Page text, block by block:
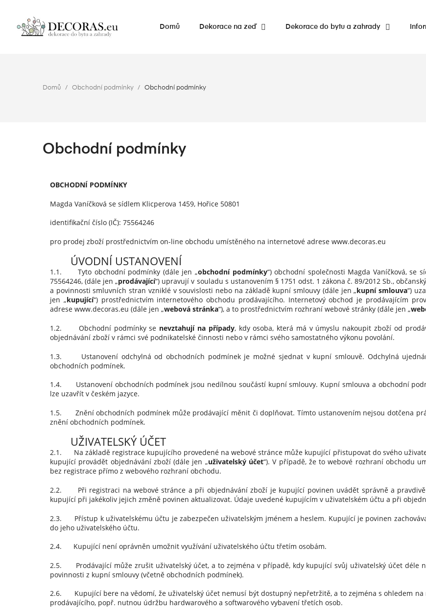
Domů Dekorace na zeď Dekorace do bytu a zahrady
Domů Obchodní podmínky Obchodní podmínky
Obchodní podmínky
OBCHODNÍ PODMÍNKY
Magda Vaníčková se sídlem Klicperova 1459, Hořice 50801
identifikační číslo (IČ): 75564246
pro prodej zboží prostřednictvím on-line obchodu umístěného na internetové adrese www.decoras.eu
ÚVODNÍ USTANOVENÍ
1.1. Tyto obchodní podmínky (dále jen „obchodní podmínky“) obchodní společnosti Magda Vaníčková, se
75564246, (dále jen „prodávající“) upravují v souladu s ustanovením § 1751 odst. 1 zákona č. 89/2012 Sb.,
a povinnosti smluvních stran vzniklé v souvislosti nebo na základě kupní smlouvy (dále jen „kupní smlouva“)
jen „kupující“) prostřednictvím internetového obchodu prodávajícího. Internetový obchod je prodávajícím
adrese www.decoras.eu (dále jen „webová stránka“), a to prostřednictvím rozhraní webové stránky (dále jen „
1.2. Obchodní podmínky se nevztahují na případy, kdy osoba, která má v úmyslu nakoupit zboží od
objednávání zboží v rámci své podnikatelské činnosti nebo v rámci svého samostatného výkonu povolání.
1.3. Ustanovení odchylná od obchodních podmínek je možné sjednat v kupní smlouvě. Odchylná
obchodních podmínek.
1.4. Ustanovení obchodních podmínek jsou nedílnou součástí kupní smlouvy. Kupní smlouva a obchodní
lze uzavřít v českém jazyce.
1.5. Znění obchodních podmínek může prodávající měnit či doplňovat. Tímto ustanovením nejsou dotčena
znění obchodních podmínek.
UŽIVATELSKÝ ÚČET
2.1. Na základě registrace kupujícího provedené na webové stránce může kupující přistupovat do svého
kupující provádět objednávání zboží (dále jen „uživatelský účet“). V případě, že to webové rozhraní obchodu
bez registrace přímo z webového rozhraní obchodu.
2.2. Při registraci na webové stránce a při objednávání zboží je kupující povinen uvádět správně a pravdivě
kupující při jakékoliv jejich změně povinen aktualizovat. Údaje uvedené kupujícím v uživatelském účtu a při
2.3. Přístup k uživatelskému účtu je zabezpečen uživatelským jménem a heslem. Kupující je povinen
do jeho uživatelského účtu.
2.4. Kupující není oprávněn umožnit využívání uživatelského účtu třetím osobám.
2.5. Prodávající může zrušit uživatelský účet, a to zejména v případě, kdy kupující svůj uživatelský účet déle
povinnosti z kupní smlouvy (včetně obchodních podmínek).
2.6. Kupující bere na vědomí, že uživatelský účet nemusí být dostupný nepřetržitě, a to zejména s ohledem
prodávajícího, popř. nutnou údržbu hardwarového a softwarového vybavení třetích osob.